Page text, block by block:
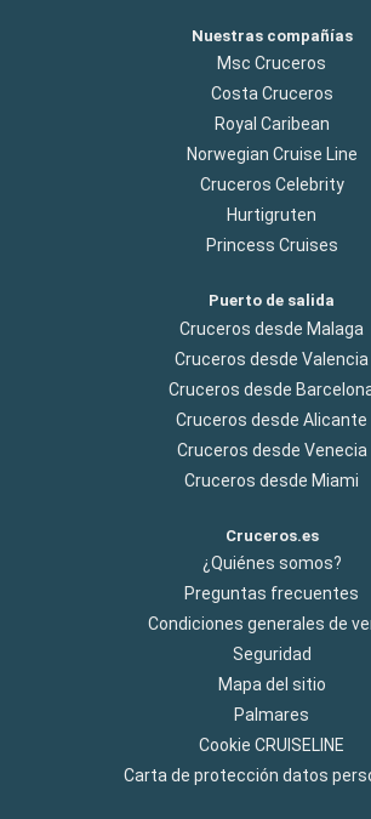
Nuestras compañías
Msc Cruceros
Costa Cruceros
Royal Caribean
Norwegian Cruise Line
Cruceros Celebrity
Hurtigruten
Princess Cruises
Puerto de salida
Cruceros desde Malaga
Cruceros desde Valencia
Cruceros desde
Cruceros desde Alicante
Cruceros desde Venecia
Cruceros desde Miami
Cruceros.es
¿Quiénes somos?
Preguntas frecuentes
Condiciones generales de
Seguridad
Mapa del sitio
Palmares
Cookie CRUISELINE
Carta de protección datos